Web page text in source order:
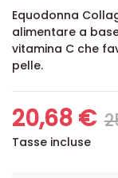
Equodonna
alimentare a
vitamina C che
pelle.
20,68 €
Tasse incluse